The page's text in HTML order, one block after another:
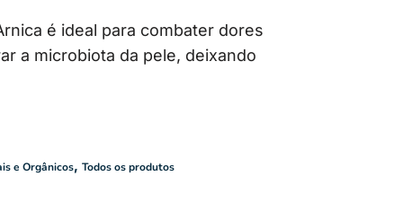
é ideal para combater dores
a microbiota da pele, deixando
e Orgânicos, Todos os produtos